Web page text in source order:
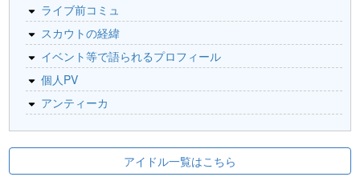
ライブ前コミュ
スカウトの経緯
イベント等で語られるプロフィール
個人PV
アンティーカ
アイドル一覧はこちら